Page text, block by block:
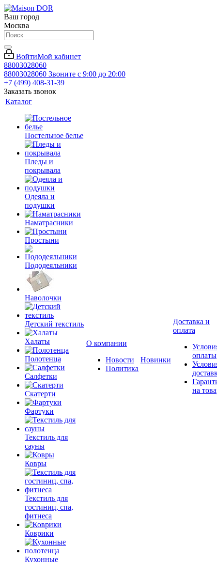
Ваш город
Москва
ВойтиМой кабинет
88003028060
88003028060 Звоните с 9:00 до 20:00
+7 (499) 408-31-39
Заказать звонок
Каталог
Постельное белье
Пледы и
покрывала
Одеяла и
подушки
Наматрасники
Простыни
Пододеяльники
Наволочки
Детский текстиль
Халаты
Полотенца
Салфетки
Скатерти
Фартуки
Текстиль для
сауны
Ковры
Текстиль для
гостиниц, спа,
фитнеса
Коврики
Кухонные
О компании
Новости
Политика
Новинки
Доставка и
оплата
оплаты
на